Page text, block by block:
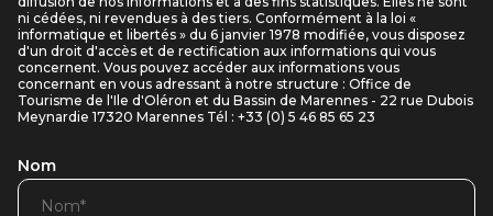
ni cédées, ni revendues à des tiers. Conformément à la loi «
informatique et libertés » du 6 janvier 1978 modifiée, vous disposez
d'un droit d'accès et de rectification aux informations qui vous
concernent. Vous pouvez accéder aux informations vous
concernant en vous adressant à notre structure : Office de
Tourisme de l'Ile d'Oléron et du Bassin de Marennes - 22 rue Dubois
Meynardie 17320 Marennes Tél : +33 (0) 5 46 85 65 23
Nom